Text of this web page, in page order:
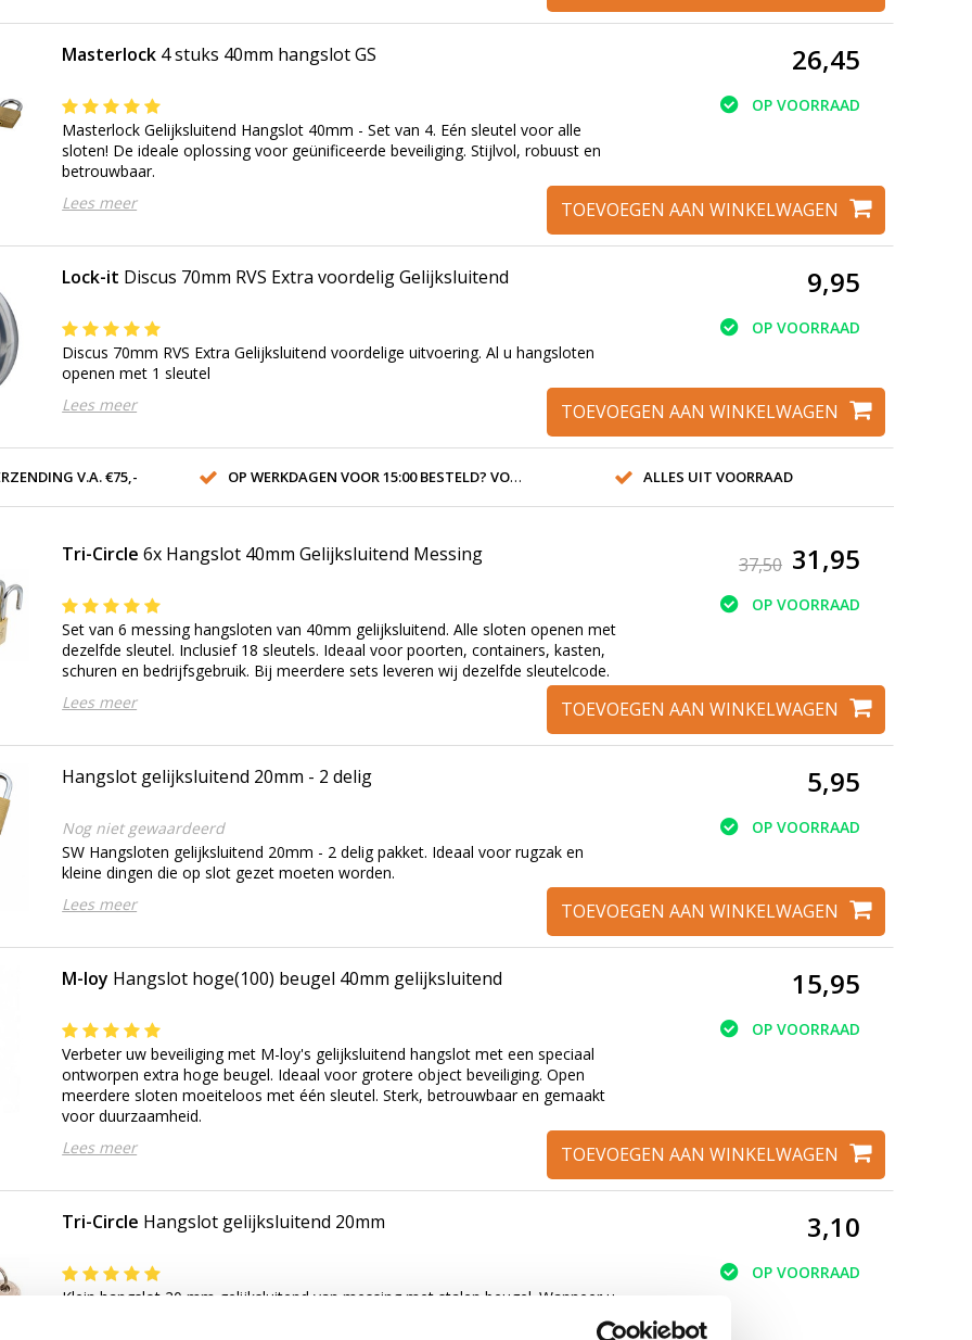
Masterlock 4 stuks 40mm hangslot GS
Masterlock Gelijksluitend Hangslot 40mm - Set van 4. Eén sleutel voor alle
sloten! De ideale oplossing voor geünificeerde beveiliging. Stijlvol, robuust en
betrouwbaar.
Lees meer
26,45
OP VOORRAAD
TOEVOEGEN AAN WINKELWAGEN
Lock-it Discus 70mm RVS Extra voordelig Gelijksluitend
Discus 70mm RVS Extra Gelijksluitend voordelige uitvoering. Al u hangsloten
openen met 1 sleutel
Lees meer
9,95
OP VOORRAAD
TOEVOEGEN AAN WINKELWAGEN
V.A. €75,- OP WERKDAGEN VOOR 15:00 BESTELD? VOLGENDE DAG OP SLOT! ALLES UIT VOORRAAD
Tri-Circle 6x Hangslot 40mm Gelijksluitend Messing
Set van 6 messing hangsloten van 40mm gelijksluitend. Alle sloten openen met
dezelfde sleutel. Inclusief 18 sleutels. Ideaal voor poorten, containers, kasten,
schuren en bedrijfsgebruik. Bij meerdere sets leveren wij dezelfde sleutelcode.
Lees meer
37,50 31,95
OP VOORRAAD
TOEVOEGEN AAN WINKELWAGEN
Hangslot gelijksluitend 20mm - 2 delig
Nog niet gewaardeerd
SW Hangsloten gelijksluitend 20mm - 2 delig pakket. Ideaal voor rugzak en
kleine dingen die op slot gezet moeten worden.
Lees meer
5,95
OP VOORRAAD
TOEVOEGEN AAN WINKELWAGEN
M-loy Hangslot hoge(100) beugel 40mm gelijksluitend
Verbeter uw beveiliging met M-loy's gelijksluitend hangslot met een speciaal
ontworpen extra hoge beugel. Ideaal voor grotere object beveiliging. Open
meerdere sloten moeiteloos met één sleutel. Sterk, betrouwbaar en gemaakt
voor duurzaamheid.
Lees meer
15,95
OP VOORRAAD
TOEVOEGEN AAN WINKELWAGEN
Tri-Circle Hangslot gelijksluitend 20mm
Klein hangslot 20 mm gelijksluitend van messing met stalen beugel. Wanneer u
meerdere sloten bestelt openen ze allemaal met dezelfde sleutel. Handig voor
3,10
OP VOORRAAD